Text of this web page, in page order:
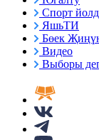
Спорт
ЯшьТИ
Бөек
Видео
Выборы